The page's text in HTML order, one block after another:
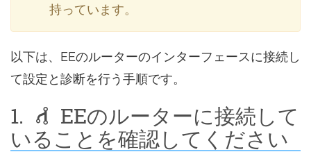
持っています。
以下は、EEのルーターのインターフェースに接続し
て設定と診断を行う手順です。
1.
EEのルーターに接続して
いることを確認してください